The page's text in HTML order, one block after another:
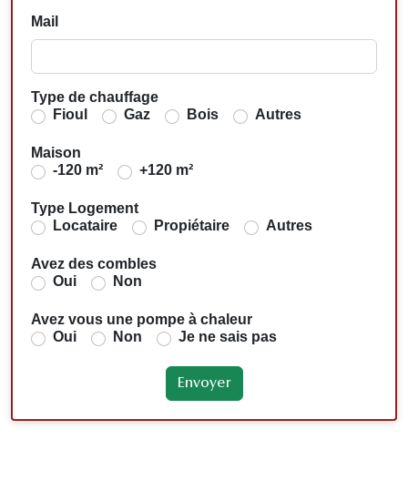
Mail
Type de chauffage
Fioul
Gaz Bois Autres
Maison
-120 m²
+120 m²
Type Logement
Locataire
Propiétaire Autres
Avez des combles
Oui
Non
Avez vous une pompe à chaleur
Oui
Non Je ne sais pas